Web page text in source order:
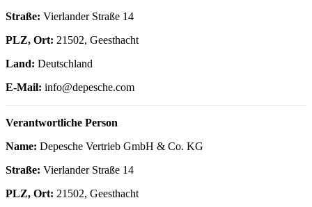
Straße: Vierlander Straße 14
PLZ, Ort: 21502, Geesthacht
Land: Deutschland
E-Mail: info@depesche.com
Verantwortliche Person
Name: Depesche Vertrieb GmbH & Co. KG
Straße: Vierlander Straße 14
PLZ, Ort: 21502, Geesthacht